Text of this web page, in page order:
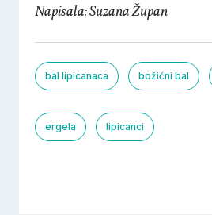
Napisala: Suzana Župan
bal lipicanaca božićni bal
ergela lipicanci